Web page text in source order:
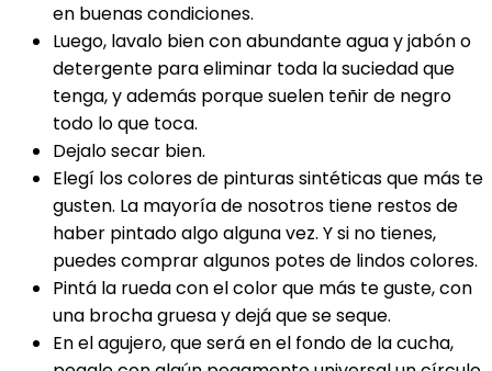
en buenas condiciones.
Luego, lavalo bien con abundante agua y jabón o
detergente para eliminar toda la suciedad que
tenga, y además porque suelen teñir de negro
todo lo que toca.
Dejalo secar bien.
Elegí los colores de pinturas sintéticas que más te
gusten. La mayoría de nosotros tiene restos de
haber pintado algo alguna vez. Y si no tienes,
puedes comprar algunos potes de lindos colores.
Pintá la rueda con el color que más te guste, con
una brocha gruesa y dejá que se seque.
En el agujero, que será en el fondo de la cucha,